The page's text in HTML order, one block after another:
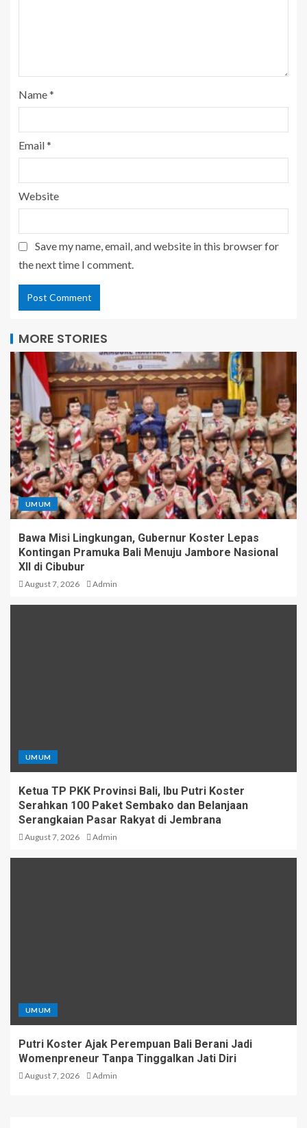
Name*
Email*
Website
Save my name, email, and website in this browser for
the next time I comment.
MORE STORIES
UMUM
Bawa Misi Lingkungan, Gubernur Koster Lepas
Kontingan Pramuka Bali Menuju Jambore Nasional
XII di Cibubur
August 7, 2026 Admin
UMUM
Ketua TP PKK Provinsi Bali, Ibu Putri Koster
Serahkan 100 Paket Sembako dan Belanjaan
Serangkaian Pasar Rakyat di Jembrana
August 7, 2026 Admin
UMUM
Putri Koster Ajak Perempuan Bali Berani Jadi
Womenpreneur Tanpa Tinggalkan Jati Diri
August 7, 2026 Admin